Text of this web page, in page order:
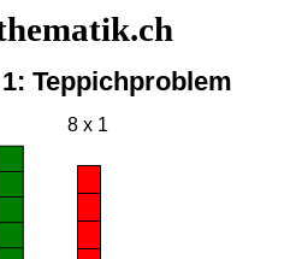
Teppichproblem
8 x 1